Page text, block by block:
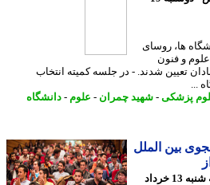
ها، روسای
و فنون
شدند. - در جلسه کمیته انتخاب
-شهید چمران- علوم-دانشگاه
الملل
14 ماه پیش - سه شنبه 13 خرداد